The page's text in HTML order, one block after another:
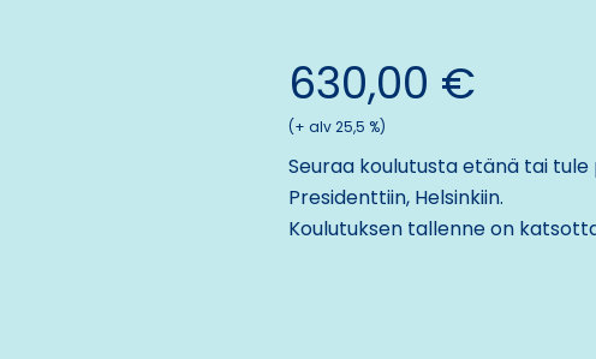
630,00 €
(+ alv 25,5 %)
Seuraa koulutusta etänä tai
Presidenttiin, Helsinkiin.
Koulutuksen tallenne on